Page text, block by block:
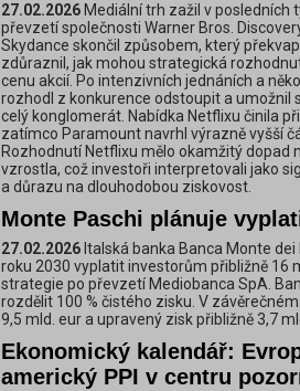
27.02.2026 Mediální trh zažil v posledních
převzetí společnosti Warner Bros.
Skydance skončil způsobem, který
zdůraznil, jak mohou strategická
cenu akcií. Po intenzivních jednáních a
rozhodl z konkurence odstoupit a umožnil
celý konglomerát. Nabídka Netflixu činila
zatímco Paramount navrhl výrazně vyšší
Rozhodnutí Netflixu mělo okamžitý dopad
vzrostla, což investoři interpretovali jako
a důrazu na dlouhodobou ziskovost.
Monte Paschi plánuje
27.02.2026 Italská banka Banca Monte
roku 2030 vyplatit investorům přibližně 16
strategie po převzetí Mediobanca SpA.
rozdělit 100 % čistého zisku. V
9,5 mld. eur a upravený zisk přibližně 3,7
Ekonomický kalendář:
americký PPI v centru